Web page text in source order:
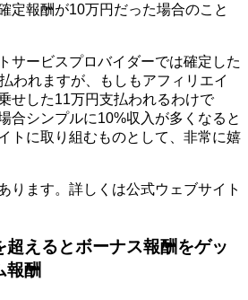
定報酬が10万円だった場合のこと
サービスプロバイダーでは確定した
われますが、もしもアフィリエイ
せした11万円支払われるわけで
合シンプルに10%収入が多くなると
トに取り組むものとして、非常に嬉
ります。詳しくは公式ウェブサイト
えるとボーナス報酬をゲッ
報酬